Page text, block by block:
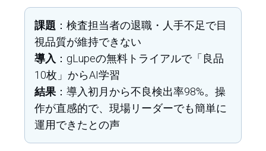
課題 ：検査担当者の退職・人手不足で目
視品質が維持できない
導入 ：gLupeの無料トライアルで「良品
10枚」からAI学習
結果 ：導入初月から不良検出率98%。操
作が直感的で、現場リーダーでも簡単に
運用できたとの声